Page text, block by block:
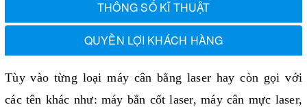
THÔNG SỐ KĨ THUẬT
QUYỀN LỢI KHÁCH HÀNG
Tùy vào từng loạimáy cân bằng laser hay còn gọi với
các tên khác như: máy bắn cốt laser, máy cân mực laser,